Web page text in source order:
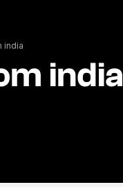
india
india